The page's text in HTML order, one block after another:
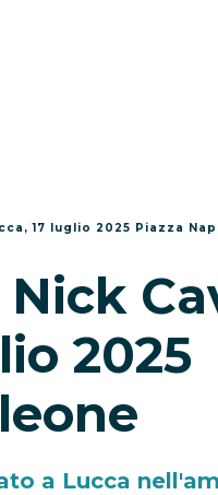
17 luglio 2025 Piazza
2025
a Lucca